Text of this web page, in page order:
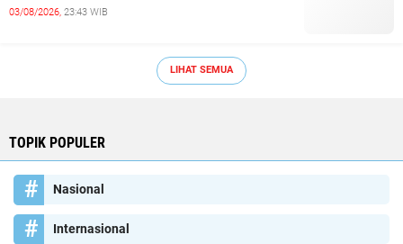
03/08/2026, 23:43 WIB
LIHAT SEMUA
TOPIK POPULER
Nasional
Internasional